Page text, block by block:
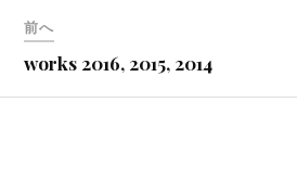
前へ
works 2016, 2015, 2014